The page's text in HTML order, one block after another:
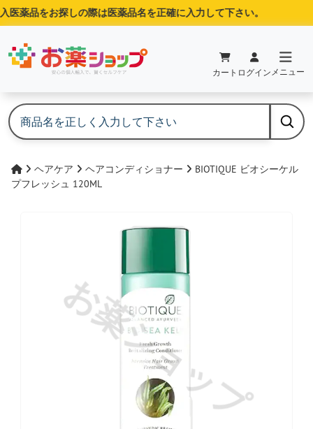
薬品をお探しの際は医薬品名を正確に入力して下さい。
カート ログイン メニュー
ヘアケア ヘアコンディショナー
BIOTIQUE ビオシーケル
プフレッシュ 120ML
お薬ショップ